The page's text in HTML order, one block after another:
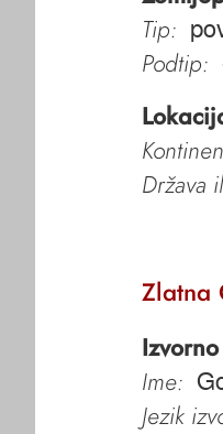
Tip:
Podtip:
Država
Zlatna
Ime:
Jezik